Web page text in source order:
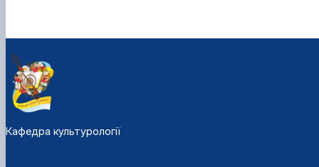
Кафедра культурології